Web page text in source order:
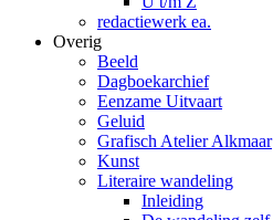
redactiewerk ea.
Overig
Beeld
Dagboekarchief
Eenzame Uitvaart
Geluid
Grafisch Atelier Alkmaar
Kunst
Literaire wandeling
Inleiding